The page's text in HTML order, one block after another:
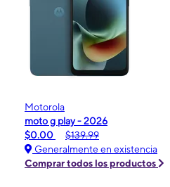
Motorola
moto g play - 2026
$0.00
$139.99
Generalmente en existencia
Comprar todos los productos